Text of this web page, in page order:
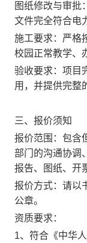
图纸修改与审批
文件完全符合电
施工要求：严格
校园正常教学、
验收要求：项目
用，并提供完整
三、报价须知
报价范围：包含
部门的沟通协调
报告、图纸、开
报价方式：请以
公章。
资质要求：
1、符合《中华